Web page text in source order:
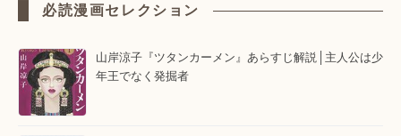
必読漫画セレクション
山岸涼子『ツタンカーメン』あらすじ解説│主人公は少
年王でなく発掘者